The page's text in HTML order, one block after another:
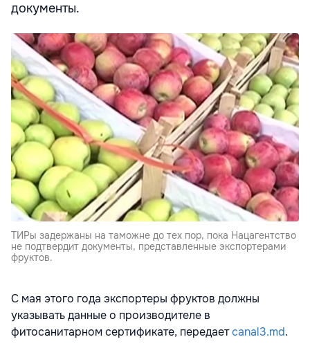
документы.
ТИРы задержаны на таможне до тех пор, пока Нацагентство
не подтвердит документы, представленные экспортерами
фруктов.
С мая этого года экспортеры фруктов должны
указывать данные о производителе в
фитосанитарном сертификате, передаетcanal3.md.